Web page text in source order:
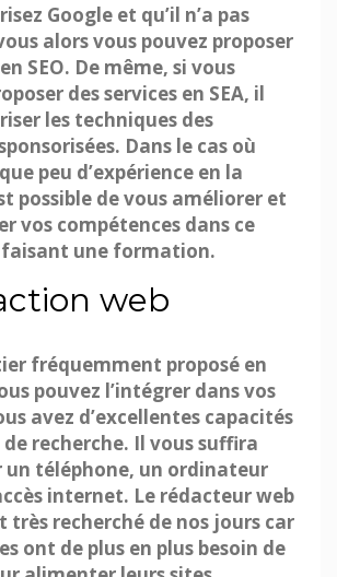
Google et qu’il n’a pas
alors vous pouvez proposer
SEO. De même, si vous
des services en SEA, il
les techniques des
Dans le cas où
peu d’expérience en la
possible de vous améliorer et
vos compétences dans ce
une formation.
web
fréquemment proposé en
pouvez l’intégrer dans vos
avez d’excellentes capacités
recherche. Il vous suffira
un téléphone, un ordinateur
internet. Le rédacteur web
très recherché de nos jours car
ont de plus en plus besoin de